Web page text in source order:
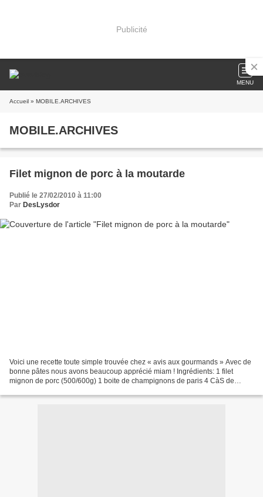
Publicité
MENU
Accueil » MOBILE.ARCHIVES
MOBILE.ARCHIVES
Filet mignon de porc à la moutarde
Publié le 27/02/2010 à 11:00
Par DesLysdor
Voici une recette toute simple trouvée chez « avis aux gourmands » Avec de
bonne pâtes nous avons beaucoup apprécié miam ! Ingrédients: 1 filet
mignon de porc (500/600g) 1 boite de champignons de paris 4 CàS de